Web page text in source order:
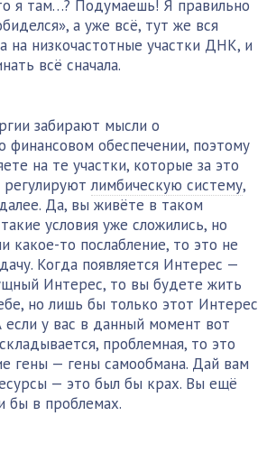
я там…? Подумаешь! Я правильно
а уже всё, тут же вся
на низкочастотные участки ДНК, и
всё сначала.
забирают мысли о
финансовом обеспечении, поэтому
на те участки, которые за это
регулируютлимбическую систему,
Да, вы живёте в таком
условия уже сложились, но
какое-то послабление, то это не
Когда появляется Интерес —
Интерес, то вы будете жить
но лишь бы только этот Интерес
если у вас в данный момент вот
проблемная, то это
гены — гены самообмана. Дай вам
— это был бы крах. Вы ещё
бы в проблемах.